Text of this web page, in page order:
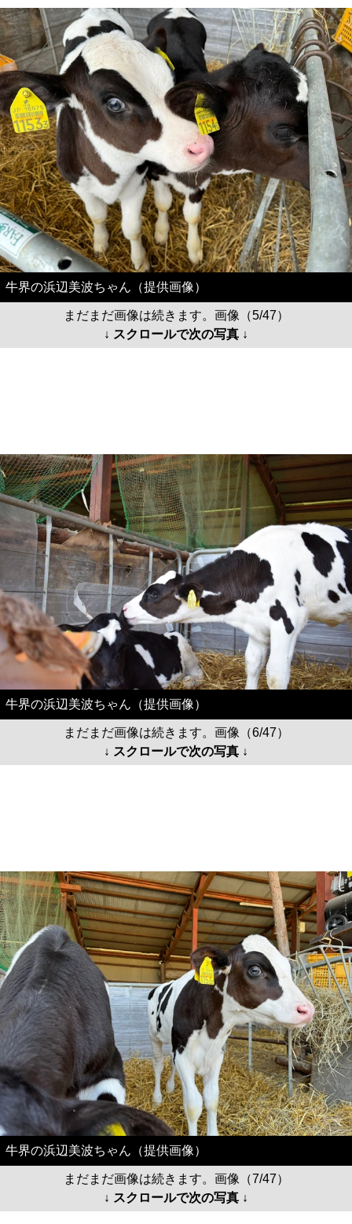
牛界の浜辺美波ちゃん（提供画像）
まだまだ画像は続きます。画像（5/47）
↓ スクロールで次の写真 ↓
牛界の浜辺美波ちゃん（提供画像）
まだまだ画像は続きます。画像（6/47）
↓ スクロールで次の写真 ↓
牛界の浜辺美波ちゃん（提供画像）
まだまだ画像は続きます。画像（7/47）
↓ スクロールで次の写真 ↓